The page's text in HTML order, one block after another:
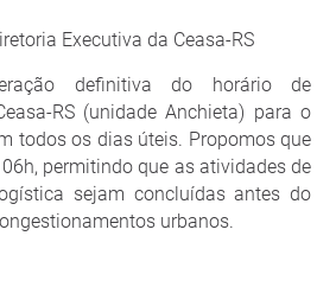
Executiva da Ceasa-RS
definitiva do horário de
RS (unidade Anchieta) para o
todos os dias úteis. Propomos que
permitindo que as atividades de
sejam concluídas antes do
urbanos.